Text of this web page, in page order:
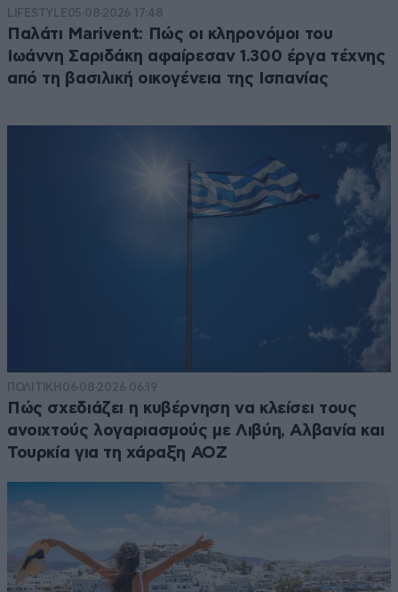
LIFESTYLE05·08·2026 17:48
Παλάτι Marivent: Πώς οι κληρονόμοι του
Ιωάννη Σαριδάκη αφαίρεσαν 1.300 έργα τέχνης
από τη βασιλική οικογένεια της Ισπανίας
ΠΟΛΙΤΙΚΗ 06·08·2026 06:19
Πώς σχεδιάζει η κυβέρνηση να κλείσει τους
ανοιχτούς λογαριασμούς με Λιβύη, Αλβανία και
Τουρκία για τη χάραξη ΑΟΖ